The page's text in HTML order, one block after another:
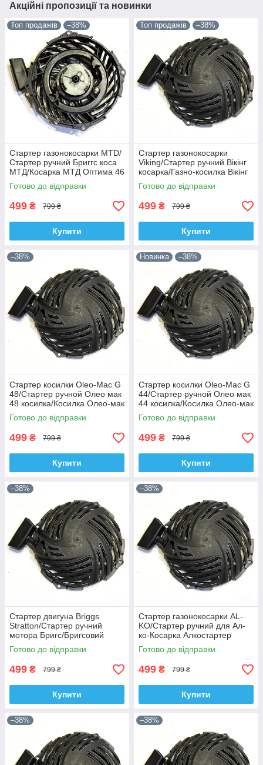
Акційні пропозиції та новинки
Топ продажів –38%
Стартер газонокосарки MTD/
Стартер ручний Бриггс коса
МТД/Косарка MТД Оптима 46
стартер
Готово до відправки
499 ₴ 799 ₴
Купити
Топ продажів –38%
Стартер газонокосарки
Viking/Стартер ручний Вікінг
косарка/Газно-косилка Вікінг
стартер
Готово до відправки
499 ₴ 799 ₴
Купити
–38%
Стартер косилки Oleo-Mac G
48/Стартер ручной Олео мак
48 косилка/Косилка Олео-мак
стартер
Готово до відправки
499 ₴ 799 ₴
Купити
Новинка –38%
Стартер косилки Oleo-Mac G
44/Стартер ручной Олео мак
44 косилка/Косилка Олео-мак
44 стартер
Готово до відправки
499 ₴ 799 ₴
Купити
–38%
Стартер двигуна Briggs
Stratton/Стартер ручний
мотора Бригс/Бригсовий
стартер 593969
Готово до відправки
499 ₴ 799 ₴
Купити
–38%
Стартер газонокосарки AL-
KO/Стартер ручний для Ал-
ко-Косарка Алкостартер
ручний
Готово до відправки
499 ₴ 799 ₴
Купити
–38% –38%